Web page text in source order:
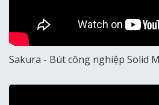
Sakura - Bút công nghiệp Solid